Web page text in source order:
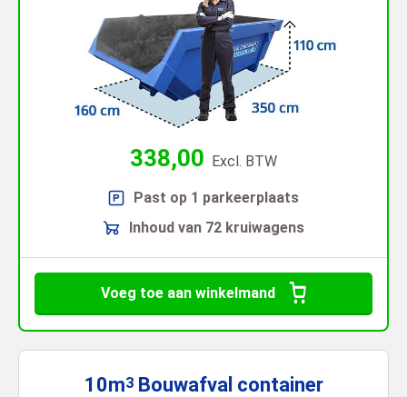
338,00 Excl. BTW
Past op 1 parkeerplaats
Inhoud van 72 kruiwagens
Voeg toe aan winkelmand
10m3 Bouwafval container